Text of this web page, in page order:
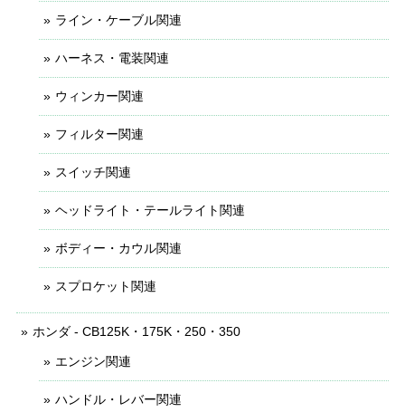
ライン・ケーブル関連
ハーネス・電装関連
ウィンカー関連
フィルター関連
スイッチ関連
ヘッドライト・テールライト関連
ボディー・カウル関連
スプロケット関連
ホンダ - CB125K・175K・250・350
エンジン関連
ハンドル・レバー関連